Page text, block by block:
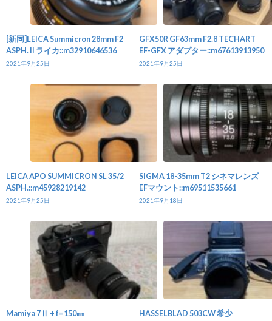
[新同]LEICA Summicron 28mm F2
ASPH. II ライカ::m32910646536
2021年9月25日
GFX50R GF63mm F2.8 TECHART
EF-GFX アダプター::m67613913950
2021年9月25日
LEICA APO SUMMICRON SL 35/2
ASPH.::m45928219142
2021年9月25日
SIGMA 18-35mm T2 シネマレンズ
EFマウント::m69511535661
2021年9月18日
Mamiya 7Ⅱ + f=150㎜
HASSELBLAD 503CW 希少